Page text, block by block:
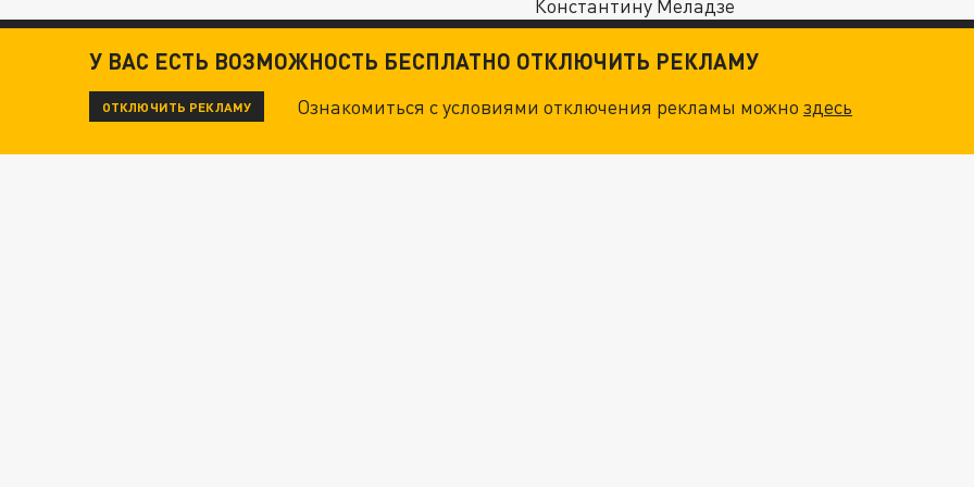
Константину Меладзе
У ВАС ЕСТЬ ВОЗМОЖНОСТЬ БЕСПЛАТНО ОТКЛЮЧИТЬ РЕКЛАМУ
ОТКЛЮЧИТЬ РЕКЛАМУ Ознакомиться с условиями отключения рекламы можноздесь